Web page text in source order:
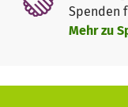
Spenden
Mehr zu